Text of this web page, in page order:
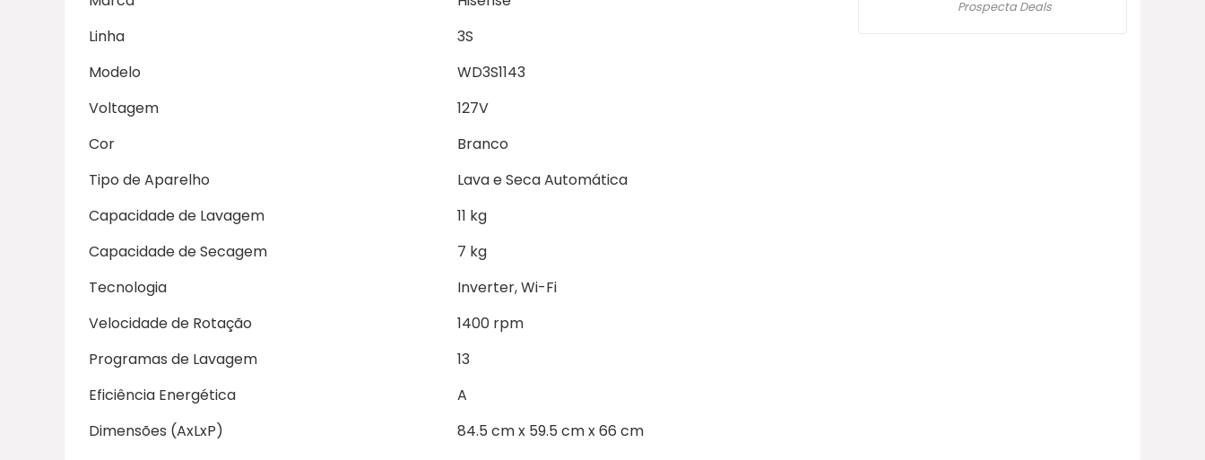
Linha
3S
Modelo
WD3S1143
Voltagem
127V
Cor
Branco
Tipo de Aparelho
Lava e Seca Automática
Capacidade de Lavagem
11 kg
Capacidade de Secagem
7 kg
Tecnologia
Inverter, Wi-Fi
Velocidade de Rotação
1400 rpm
Programas de Lavagem
13
Eficiência Energética
A
Dimensões (AxLxP)
84.5 cm x 59.5 cm x 66 cm
era:
Prospecta Deals